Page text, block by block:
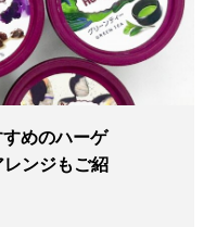
めのハーゲ
レンジもご紹